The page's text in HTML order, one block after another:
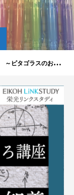
ピタゴラスのお話～